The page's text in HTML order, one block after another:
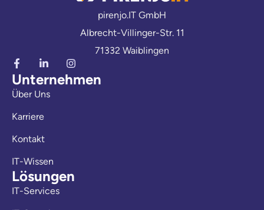
pirenjo.IT GmbH
Albrecht-Villinger-Str. 11
71332 Waiblingen
Unternehmen
Über Uns
Karriere
Kontakt
IT-Wissen
Lösungen
IT-Services